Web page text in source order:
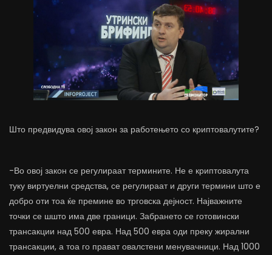
Што предвидува овој закон за работењето со криптовалутите?
-Во овој закон се регулираат термините. Не е криптовалута
туку виртуелни средства, се регулираат и други термини што е
добро оти тоа ќе премине во трговска дејност. Најважните
точки се шшто има две граници. Забрането се готовински
трансакции над 500 евра. Над 500 евра оди преку жирални
трансакции, а тоа го прават овалстени менувачници. Над 1000